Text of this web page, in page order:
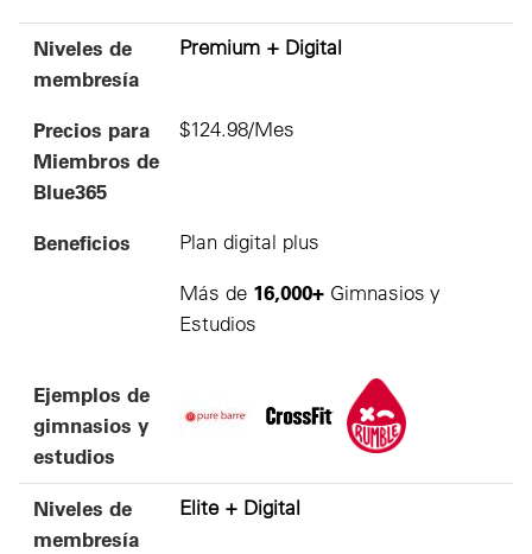
Niveles de
membresía
Premium + Digital
Precios para
Miembros de
Blue365
$124.98/Mes
Beneficios Plan digital plus
Más de 16,000+Gimnasios y
Estudios
Ejemplos de
gimnasios y
estudios
Niveles de
membresía
Elite + Digital